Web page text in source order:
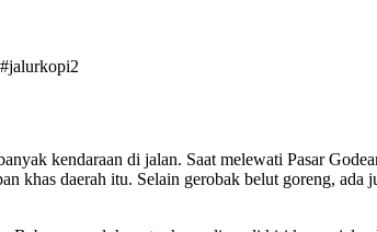
kendaraan di jalan. Saat melewati Pasar
khas daerah itu. Selain gerobak belut goreng,